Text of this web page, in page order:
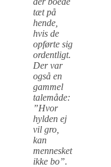
tæt på
hende,
hvis de
opførte sig
ordentligt.
Der var
også en
gammel
talemåde:
”Hvor
hylden ej
vil gro,
kan
mennesket
ikke bo”.